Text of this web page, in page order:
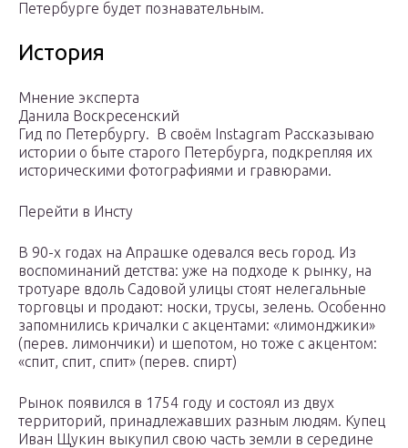
Петербурге будет познавательным.
История
Мнение эксперта
Данила Воскресенский
Гид по Петербургу. В своём Instagram Рассказываю
истории о быте старого Петербурга, подкрепляя их
историческими фотографиями и гравюрами.
Перейти в Инсту
В 90-х годах на Апрашке одевался весь город. Из
воспоминаний детства: уже на подходе к рынку, на
тротуаре вдоль Садовой улицы стоят нелегальные
торговцы и продают: носки, трусы, зелень. Особенно
запомнились кричалки с акцентами: «лимонджики»
(перев. лимончики) и шепотом, но тоже с акцентом:
«спит, спит, спит» (перев. спирт)
Рынок появился в 1754 году и состоял из двух
территорий, принадлежавших разным людям. Купец
Иван Щукин выкупил свою часть земли в середине